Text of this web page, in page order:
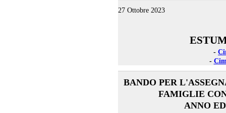
27 Ottobre 2023
-
-
BANDO PER
FAMIGLIE
ANNO